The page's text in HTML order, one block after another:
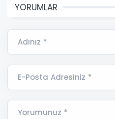
YORUMLAR
Adınız *
E-Posta Adresiniz *
Yorumunuz *